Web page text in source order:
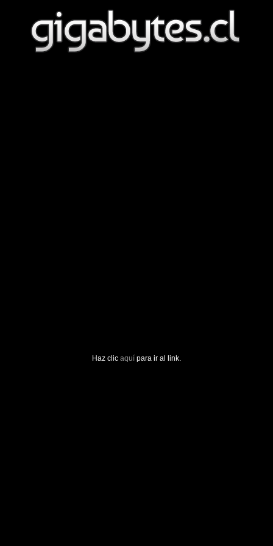
Haz clic aquí para ir al link.